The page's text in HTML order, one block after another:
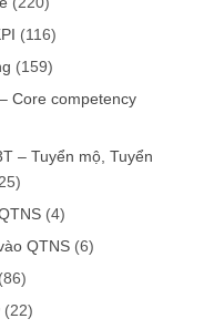
(116)
(159)
Core competency
– Tuyển mộ, Tuyển
(4)
QTNS (6)
(86)
(22)